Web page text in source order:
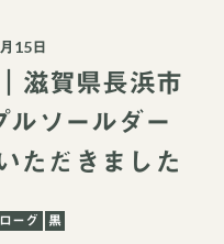
15日
滋賀県長浜市
ルソールダー
ただきました
ーグ 黒